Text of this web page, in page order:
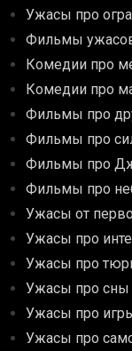
Ужасы про
Фильмы
Комедии про
Комедии про
Фильмы про
Фильмы про
Фильмы про
Фильмы про
Ужасы от
Ужасы про
Ужасы про
Ужасы про сны
Ужасы про
Ужасы про